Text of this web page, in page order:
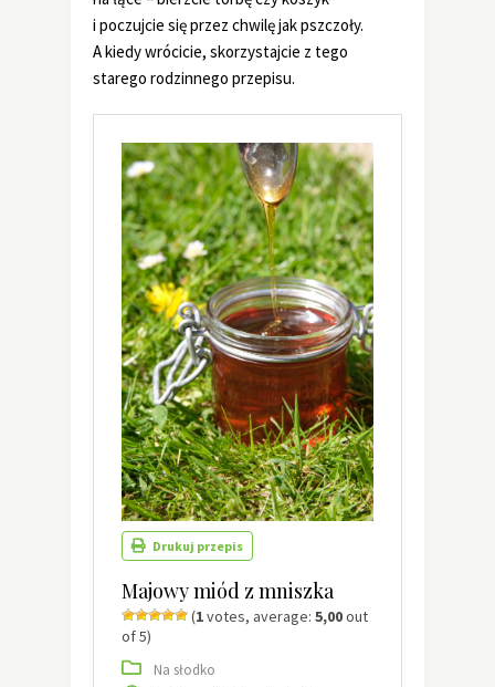
i poczujcie się przez chwilę jak pszczoły.
A kiedy wrócicie, skorzystajcie z tego
starego rodzinnego przepisu.
Drukuj przepis
Majowy miód z mniszka
(1votes, average: 5,00out
of 5)
Na słodko